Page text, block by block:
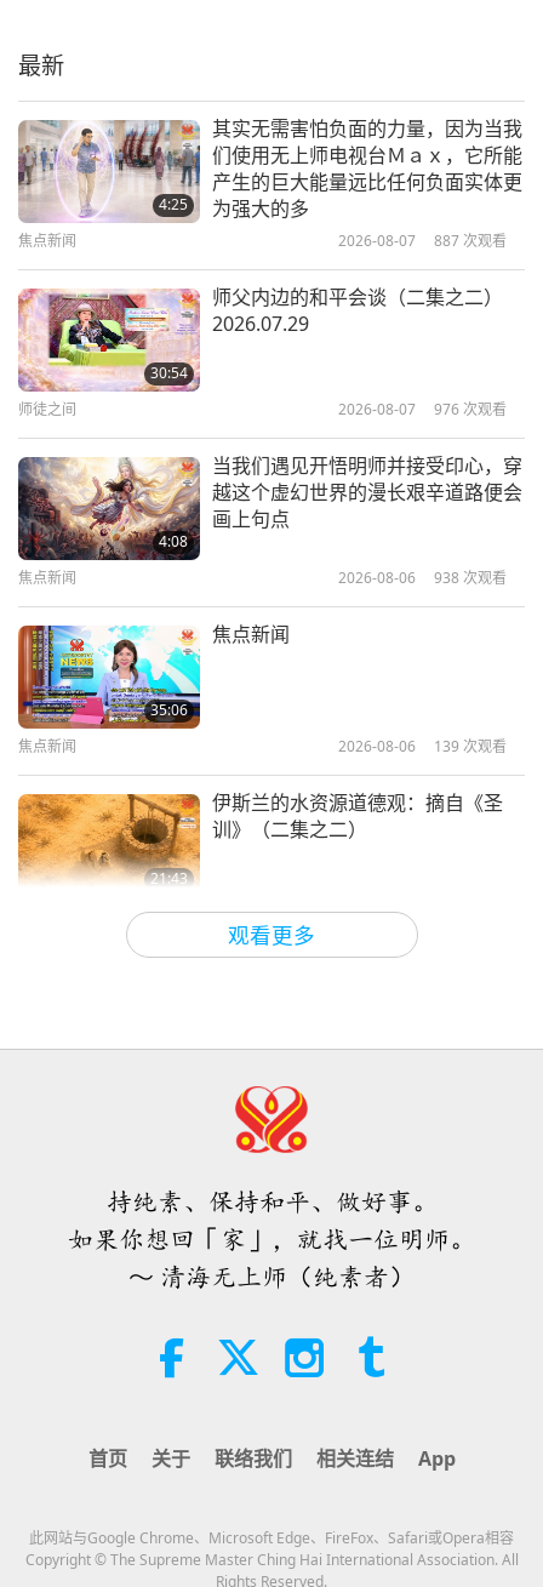
光耀世界爱心奖得主们：基冈•库恩
和基普•安德森（都是纯素者）—透
过电影和音乐唤醒人性
光耀世界地球保护奖得主：沙利许‧
光耀世界爱心奖得主：援救海龟族人
的海龟有限公司
观看更多
最新
4:25
其实无需害怕负面的力量，因为当我
们使用无上师电视台Ｍａｘ，它所能
产生的巨大能量远比任何负面实体更
为强大的多
焦点新闻 2026-08-07 887 次观看
30:54
师父内边的和平会谈（二集之二）
2026.07.29
师徒之间 2026-08-07 976 次观看
4:08
当我们遇见开悟明师并接受印心，穿
越这个虚幻世界的漫长艰辛道路便会
画上句点
焦点新闻 2026-08-06 938 次观看
35:06
焦点新闻
焦点新闻 2026-08-06 139 次观看
21:43
伊斯兰的水资源道德观：摘自《圣
训》（二集之二）
2026-08-06
19:47
38:45
师父内边的和平会谈（二集之一）
师徒之间 2026-08-06 1188
2:01
肉品制造商权益
25:38
ＭＡＰＡ对师父的提问（二集之一）
持纯素、保持和平、做好事。
如果你想回「家」，就找一位明师。
～ 清海无上师（纯素者）
首页 关于 联络我们 相关连结 App
此网站与Google Chrome、Microsoft Edge、FireFox、Safari或Opera相容
Copyright © The Supreme Master Ching Hai International Association. All
Rights Reserved.